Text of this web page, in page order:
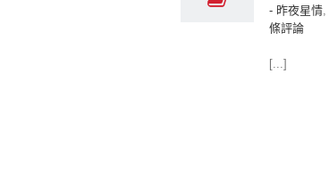
- 昨夜星情,
條評論
[...]